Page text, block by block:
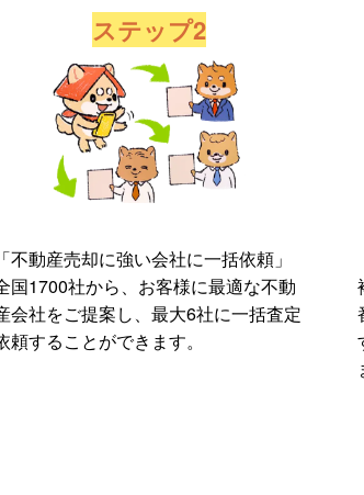
ステップ2
「不動産売却に強い会社に一括依頼」
国1700社から、お客様に最適な不動
会社をご提案し、最大6社に一括査定
頼することができます。